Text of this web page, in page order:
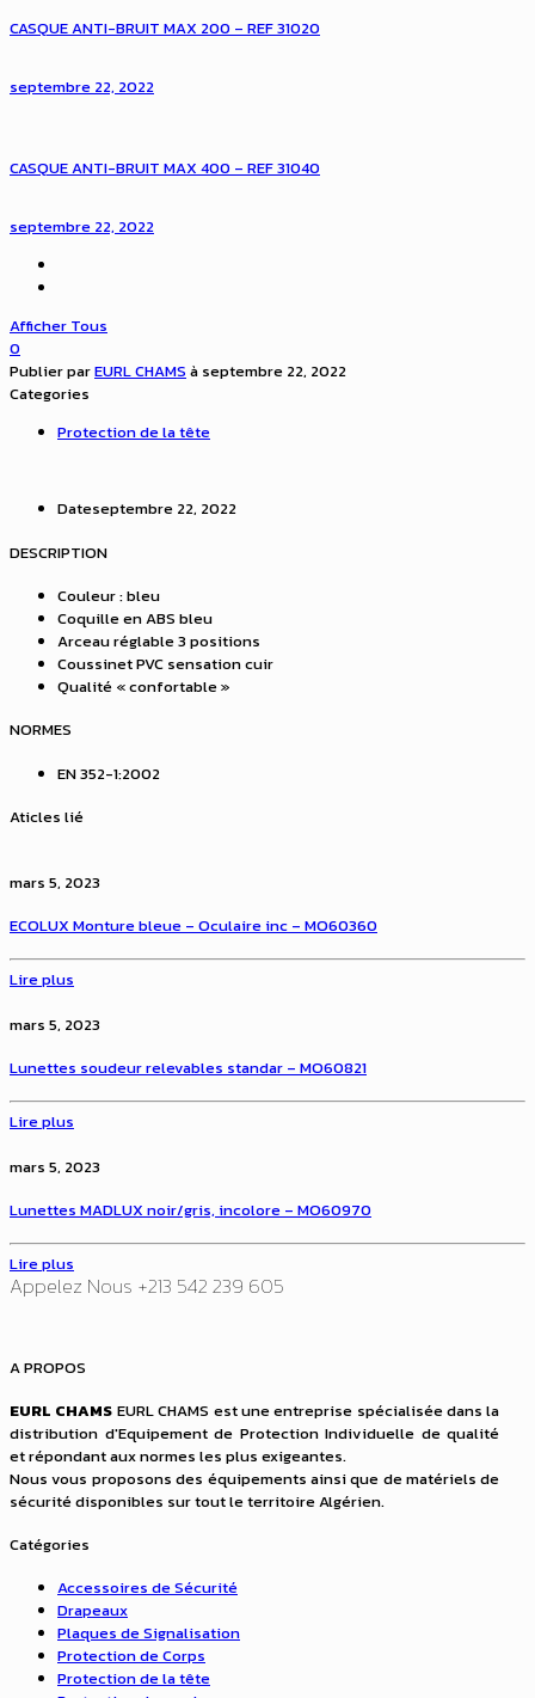
CASQUE ANTI-BRUIT MAX 200 – REF 31020
septembre 22, 2022
CASQUE ANTI-BRUIT MAX 400 – REF 31040
septembre 22, 2022
Afficher Tous
0
Publier parEURL CHAMS à septembre 22, 2022
Categories
Protection de la tête
Dateseptembre 22, 2022
DESCRIPTION
Couleur : bleu
Coquille en ABS bleu
Arceau réglable 3 positions
Coussinet PVC sensation cuir
Qualité « confortable »
NORMES
EN 352-1:2002
Aticles lié
mars 5, 2023
ECOLUX Monture bleue – Oculaire inc – MO60360
Lire plus
mars 5, 2023
Lunettes soudeur relevables standar – MO60821
Lire plus
mars 5, 2023
Lunettes MADLUX noir/gris, incolore – MO60970
Lire plus
Appelez Nous +213 542 239 605
A PROPOS
EURL CHAMS EURL CHAMS est une entreprise spécialisée dans la
distribution d'Equipement de Protection Individuelle de qualité
et répondant aux normes les plus exigeantes.
Nous vous proposons des équipements ainsi que de matériels de
sécurité disponibles sur tout le territoire Algérien.
Catégories
Accessoires de Sécurité
Drapeaux
Plaques de Signalisation
Protection de Corps
Protection de la tête